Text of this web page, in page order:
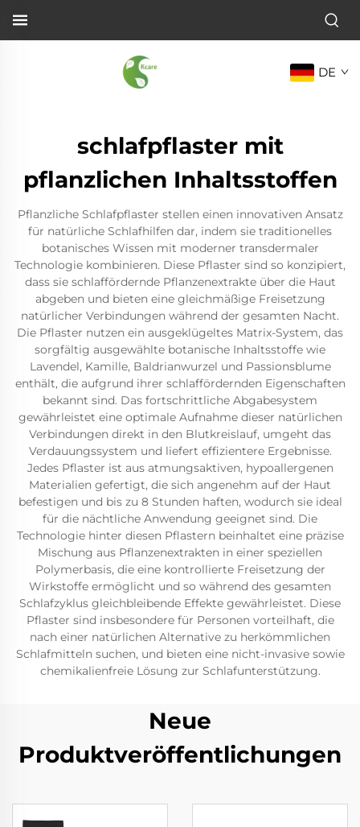
DE
schlafpflaster mit
pflanzlichen Inhaltsstoffen
Pflanzliche Schlafpflaster stellen einen innovativen Ansatz
für natürliche Schlafhilfen dar, indem sie traditionelles
botanisches Wissen mit moderner transdermaler
Technologie kombinieren. Diese Pflaster sind so konzipiert,
dass sie schlaffördernde Pflanzenextrakte über die Haut
abgeben und bieten eine gleichmäßige Freisetzung
natürlicher Verbindungen während der gesamten Nacht.
Die Pflaster nutzen ein ausgeklügeltes Matrix-System, das
sorgfältig ausgewählte botanische Inhaltsstoffe wie
Lavendel, Kamille, Baldrianwurzel und Passionsblume
enthält, die aufgrund ihrer schlaffördernden Eigenschaften
bekannt sind. Das fortschrittliche Abgabesystem
gewährleistet eine optimale Aufnahme dieser natürlichen
Verbindungen direkt in den Blutkreislauf, umgeht das
Verdauungssystem und liefert effizientere Ergebnisse.
Jedes Pflaster ist aus atmungsaktiven, hypoallergenen
Materialien gefertigt, die sich angenehm auf der Haut
befestigen und bis zu 8 Stunden haften, wodurch sie ideal
für die nächtliche Anwendung geeignet sind. Die
Technologie hinter diesen Pflastern beinhaltet eine präzise
Mischung aus Pflanzenextrakten in einer speziellen
Polymerbasis, die eine kontrollierte Freisetzung der
Wirkstoffe ermöglicht und so während des gesamten
Schlafzyklus gleichbleibende Effekte gewährleistet. Diese
Pflaster sind insbesondere für Personen vorteilhaft, die
nach einer natürlichen Alternative zu herkömmlichen
Schlafmitteln suchen, und bieten eine nicht-invasive sowie
chemikalienfreie Lösung zur Schlafunterstützung.
Neue
Produktveröffentlichungen